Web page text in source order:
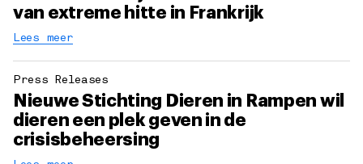
van extreme hitte in Frankrijk
Lees meer
Press Releases
Nieuwe Stichting Dieren in Rampen wil
dieren een plek geven in de
crisisbeheersing